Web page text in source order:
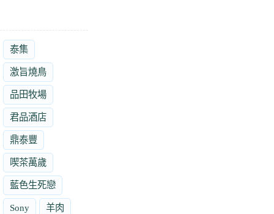
泰集
激旨燒鳥
品田牧場
君品酒店
鼎泰豐
喫茶萬歲
藍色生死戀
Sony 羊肉